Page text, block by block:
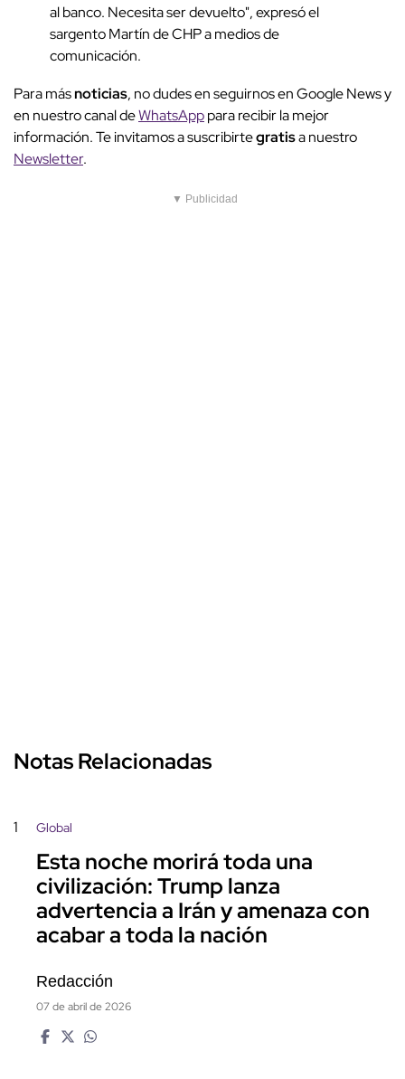
al banco. Necesita ser devuelto", expresó el
sargento Martín de CHP a medios de
comunicación.
Para másnoticias, no dudes en seguirnos en Google News y
en nuestro canal deWhatsApppara recibir la mejor
información. Te invitamos a suscribirtegratisa nuestro
Newsletter.
▼ Publicidad
Notas Relacionadas
1 Global
Esta noche morirá toda una
civilización: Trump lanza
advertencia a Irán y amenaza con
acabar a toda la nación
Redacción
07 de abril de 2026